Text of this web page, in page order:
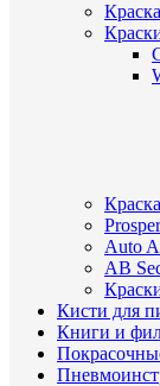
Auto
AB
Кисти для
Книги и